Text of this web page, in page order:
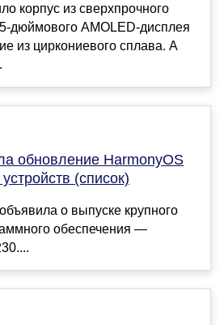
корпус из сверхпрочного
дюймового AMOLED-дисплея
из циркониевого сплава. А
обновление HarmonyOS
(список)
о выпуске крупного
обеспечения —